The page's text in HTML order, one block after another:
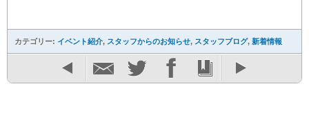
カテゴリー: イベント紹介, スタッフからのお知らせ, スタッフブログ, 新着情報